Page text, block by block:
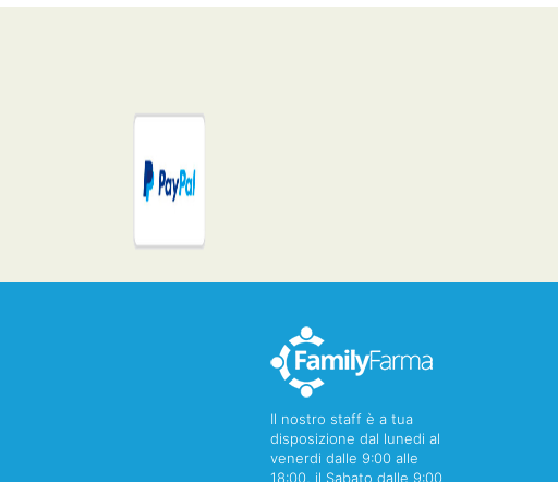
Il nostro staff è a tua
disposizione dal lunedi al
venerdi dalle 9:00 alle
18:00, il Sabato dalle 9:00